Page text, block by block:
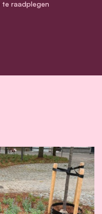
raadplegen